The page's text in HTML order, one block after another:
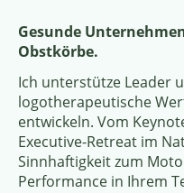
Gesunde
Obstkörbe.
Ich unterstütze Leader
logotherapeutische
entwickeln. Vom
Executive-Retreat im
Sinnhaftigkeit zum
Performance in Ihrem